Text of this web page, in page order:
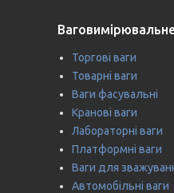
Торгові ваги
Товарні ваги
Ваги фасувальні
Кранові ваги
Лабораторні ваги
Платформні ваги
Ваги для
Автомобільні ваги